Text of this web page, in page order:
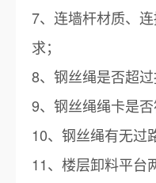
7、连墙杆材质、
求；
8、钢丝绳是否超过
9、钢丝绳绳卡是否
10、钢丝绳有无过
11、楼层卸料平台